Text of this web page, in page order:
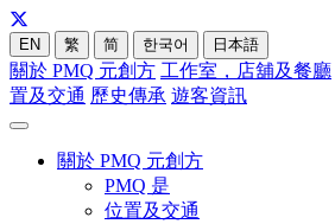
EN 繁 简 한국어 日本語
關於 PMQ 元創方 工作室，店舖及餐廳
置及交通 歷史傳承 遊客資訊
關於 PMQ 元創方
PMQ 是
位置及交通